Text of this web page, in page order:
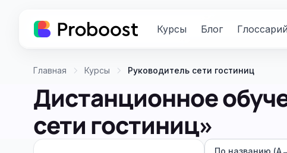
Курсы Блог Глоссарий
Главная Курсы Руководитель сети гостиниц
Дистанционное
сети гостиниц»